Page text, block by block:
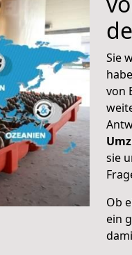
Sie
von
sie
Ob
ein